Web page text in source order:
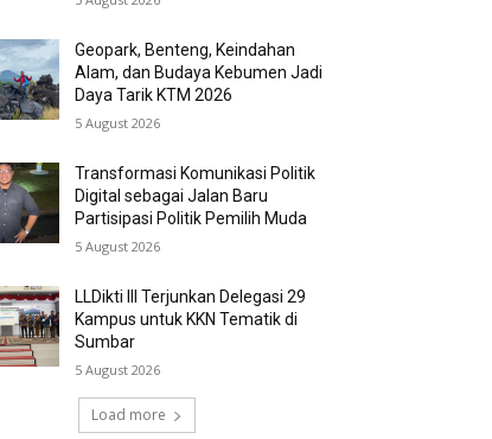
Geopark, Benteng, Keindahan
Alam, dan Budaya Kebumen Jadi
Daya Tarik KTM 2026
5 August 2026
Transformasi Komunikasi Politik
Digital sebagai Jalan Baru
Partisipasi Politik Pemilih Muda
5 August 2026
LLDikti III Terjunkan Delegasi 29
Kampus untuk KKN Tematik di
Sumbar
5 August 2026
Load more